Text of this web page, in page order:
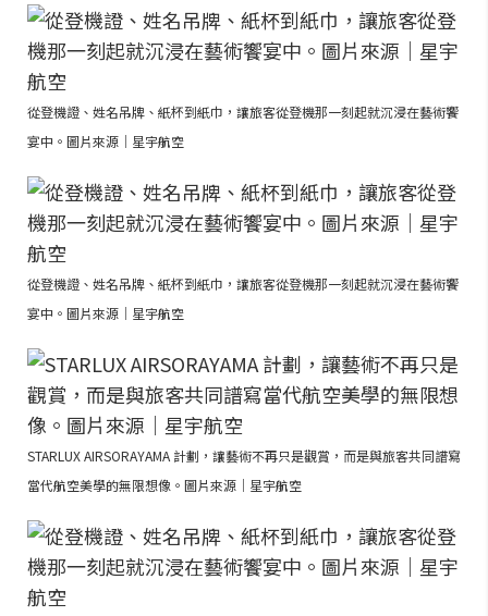
從登機證、姓名吊牌、紙杯到紙巾，讓旅客從登機那一刻起就沉浸在藝術饗
宴中。圖片來源｜星宇航空
從登機證、姓名吊牌、紙杯到紙巾，讓旅客從登機那一刻起就沉浸在藝術饗
宴中。圖片來源｜星宇航空
STARLUX AIRSORAYAMA 計劃，讓藝術不再只是觀賞，而是與旅客共同譜寫
當代航空美學的無限想像。圖片來源｜星宇航空